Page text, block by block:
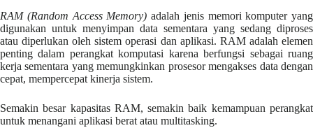
RAM (Random Access Memory) adalah jenis memori komputer yang
digunakan untuk menyimpan data sementara yang sedang diproses
atau diperlukan oleh sistem operasi dan aplikasi. RAM adalah elemen
penting dalam perangkat komputasi karena berfungsi sebagai ruang
kerja sementara yang memungkinkan prosesor mengakses data dengan
cepat, mempercepat kinerja sistem.
Semakin besar kapasitas RAM, semakin baik kemampuan perangkat
untuk menangani aplikasi berat atau multitasking.